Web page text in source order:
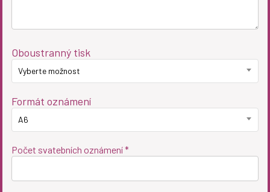
Oboustranný tisk
Vyberte možnost
Formát oznámení
A6
Počet svatebních oznámení *